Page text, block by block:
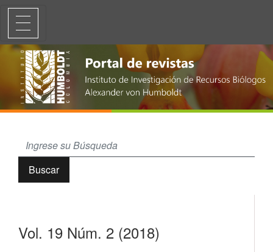
Vol. 19 Núm. 2 (2018)
Buscar
Vol. 19 Núm. 2 (2018)